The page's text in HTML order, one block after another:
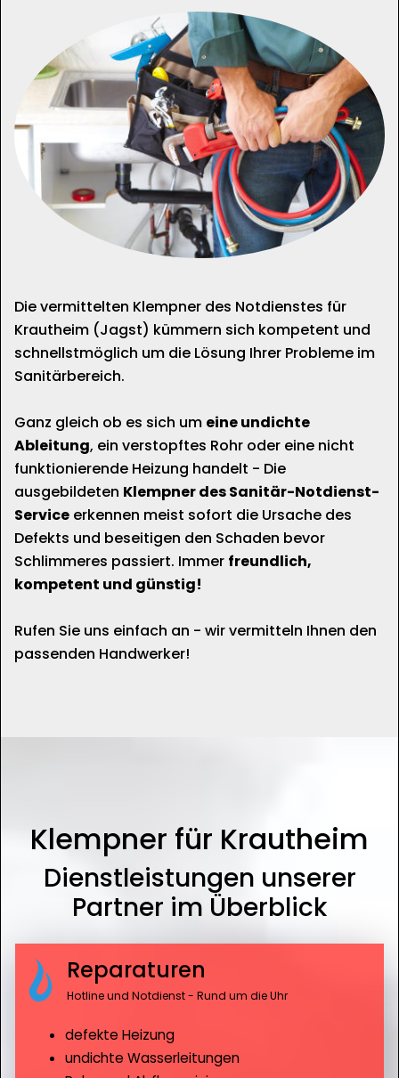
Die vermittelten Klempner des Notdienstes für
Krautheim (Jagst) kümmern sich kompetent und
schnellstmöglich um die Lösung Ihrer Probleme im
Sanitärbereich.
Ganz gleich ob es sich um eine undichte
Ableitung, ein verstopftes Rohr oder eine nicht
funktionierende Heizung handelt - Die
ausgebildeten Klempner des Sanitär-Notdienst-
Service erkennen meist sofort die Ursache des
Defekts und beseitigen den Schaden bevor
Schlimmeres passiert. Immer freundlich,
kompetent und günstig!
Rufen Sie uns einfach an - wir vermitteln Ihnen den
passenden Handwerker!
Klempner für Krautheim
Dienstleistungen unserer
Partner im Überblick
Reparaturen
Hotline und Notdienst - Rund um die Uhr
defekte Heizung
undichte Wasserleitungen